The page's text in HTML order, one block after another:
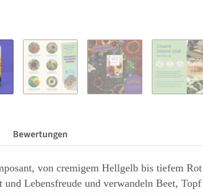
Bewertungen
von cremigem Hellgelb bis tiefem
und Lebensfreude und verwandeln Beet,